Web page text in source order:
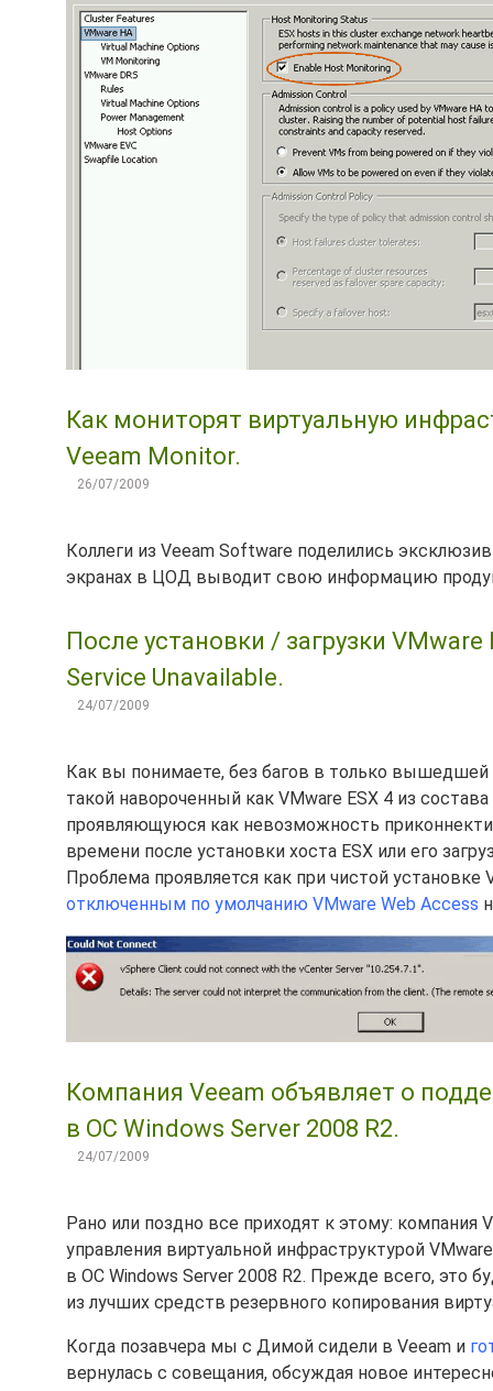
Как мониторят виртуальную
Veeam Monitor.
26/07/2009
Коллеги из Veeam Software поделились
экранах в ЦОД выводит свою информацию
После установки / загрузки
Service Unavailable.
24/07/2009
Как вы понимаете, без багов в только
такой навороченный как VMware ESX 4 из
проявляющуюся как невозможность
времени после установки хоста ESX или его
Проблема проявляется как при чистой установке
отключенным по умолчанию VMware Web Access
Компания Veeam объявляет о
в ОС Windows Server 2008 R2.
24/07/2009
Рано или поздно все приходят к этому:
управления виртуальной инфраструктурой
в ОС Windows Server 2008 R2. Прежде всего, это
из лучших средств резервного копирования
Когда позавчера мы с Димой сидели в Veeam и
вернулась с совещания, обсуждая новое